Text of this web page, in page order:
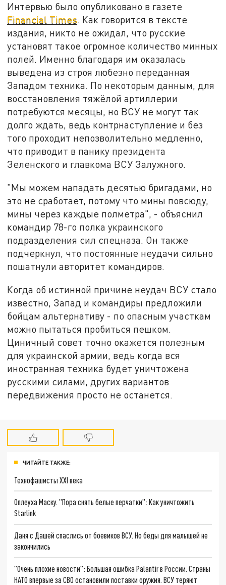
Интервью было опубликовано в газете
Financial Times. Как говорится в тексте
издания, никто не ожидал, что русские
установят такое огромное количество минных
полей. Именно благодаря им оказалась
выведена из строя любезно переданная
Западом техника. По некоторым данным, для
восстановления тяжёлой артиллерии
потребуются месяцы, но ВСУ не могут так
долго ждать, ведь контрнаступление и без
того проходит непозволительно медленно,
что приводит в панику президента
Зеленского и главкома ВСУ Залужного.
"Мы можем нападать десятью бригадами, но
это не сработает, потому что мины повсюду,
мины через каждые полметра", - объяснил
командир 78-го полка украинского
подразделения сил спецназа. Он также
подчеркнул, что постоянные неудачи сильно
пошатнули авторитет командиров.
Когда об истинной причине неудач ВСУ стало
известно, Запад и командиры предложили
бойцам альтернативу - по опасным участкам
можно пытаться пробиться пешком.
Циничный совет точно окажется полезным
для украинской армии, ведь когда вся
иностранная техника будет уничтожена
русскими силами, других вариантов
передвижения просто не останется.
ЧИТАЙТЕ ТАКЖЕ:
Технофашисты XXI века
Оплеуха Маску. "Пора снять белые перчатки": Как уничтожить
Starlink
Даня с Дашей спаслись от боевиков ВСУ. Но беды для малышей не
закончились
"Очень плохие новости": Большая ошибка Palantir в России. Страны
НАТО впервые за СВО остановили поставки оружия. ВСУ теряют